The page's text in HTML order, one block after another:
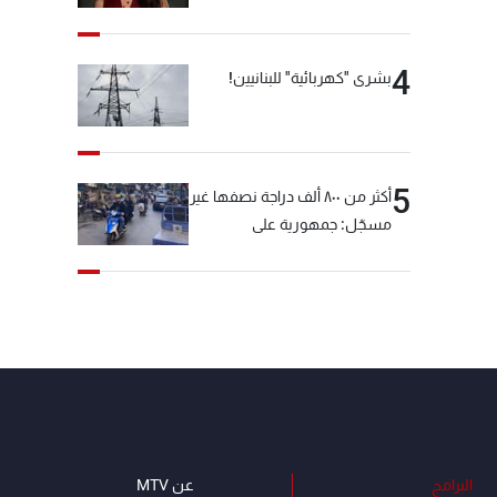
4بشرى "كهربائية" للبنانيين!
5
أكثر من ٨٠٠ ألف دراجة نصفها غير
مسجّل: جمهورية على
البرامج عن MTV